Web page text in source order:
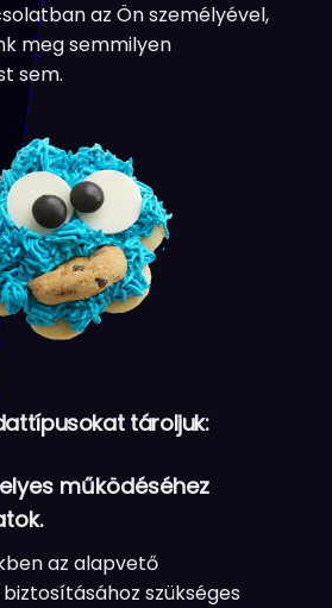
az Ön személyével,
meg semmilyen
sem.
tároljuk:
működéséhez
az alapvető
szükséges